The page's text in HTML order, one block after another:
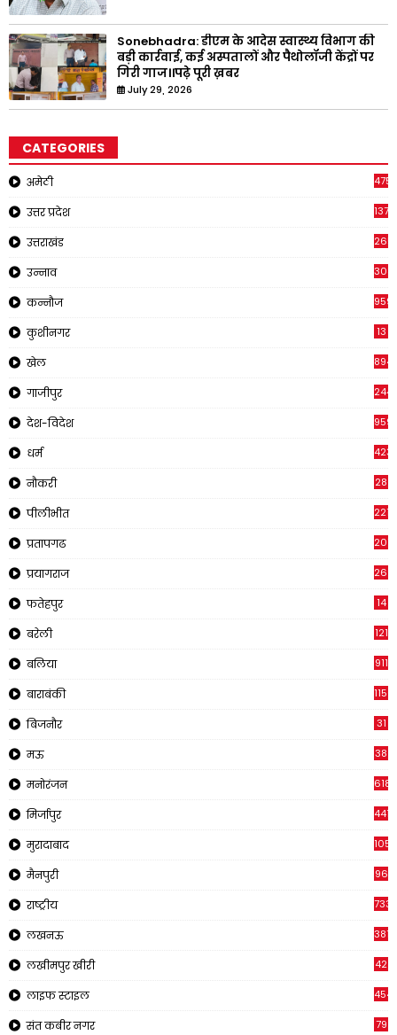
Sonebhadra: डीएम के आदेस स्वास्थ्य विभाग की
बड़ी कार्रवाई, कई अस्पतालों और पैथोलॉजी केंद्रों पर
गिरी गाज।।पढ़े पूरी ख़बर
July 29, 2026
CATEGORIES
अमेठी 4751
उत्तर प्रदेश 1375
उत्तराखंड 2651
उन्नाव 308
कन्नौज 959
कुशीनगर 13
खेल 894
गाजीपुर 244
देश-विदेश 959
धर्म 423
नौकरी 28
पीलीभीत 2210
प्रतापगढ 2019
प्रयागराज 269
फतेहपुर 14
बरेली 121
बलिया 911
बाराबंकी 1150
बिजनौर 31
मऊ 38
मनोरंजन 618
मिर्जापुर 441
मुरादाबाद 1057
मैनपुरी 96
राष्ट्रीय 7332
लखनऊ 3816
लखीमपुर खीरी 42
लाइफ स्टाइल 454
संत कबीर नगर 79